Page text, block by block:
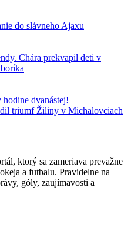
do slávneho Ajaxu
Chára prekvapil deti v
dvanástej!
triumf Žiliny v Michalovciach
ktorý sa zameriava prevažne
a futbalu. Pravidelne na
góly, zaujímavosti a